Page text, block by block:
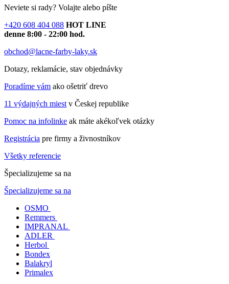
Neviete si rady? Volajte alebo píšte
+420 608 404 088 HOT LINE
denne 8:00 - 22:00 hod.
obchod@lacne-farby-laky.sk
Dotazy, reklamácie, stav objednávky
Poradíme vám ako ošetriť drevo
11 výdajných miest v Českej republike
Pomoc na infolinke ak máte akékoľvek otázky
Registrácia pre firmy a živnostníkov
Všetky referencie
Špecializujeme sa na
Špecializujeme sa na
OSMO
Remmers
IMPRANAL
ADLER
Herbol
Bondex
Balakryl
Primalex